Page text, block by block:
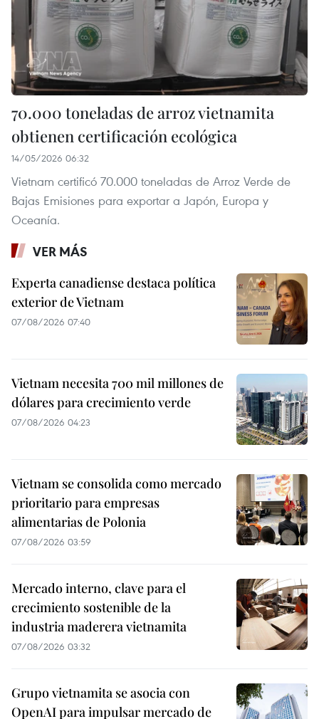
70.000 toneladas de arroz vietnamita
obtienen certificación ecológica
14/05/2026 06:32
Vietnam certificó 70.000 toneladas de Arroz Verde de
Bajas Emisiones para exportar a Japón, Europa y
Oceanía.
VER MÁS
Experta canadiense destaca política
exterior de Vietnam
07/08/2026 07:40
Vietnam necesita 700 mil millones de
dólares para crecimiento verde
07/08/2026 04:23
Vietnam se consolida como mercado
prioritario para empresas
alimentarias de Polonia
07/08/2026 03:59
Mercado interno, clave para el
crecimiento sostenible de la
industria maderera vietnamita
07/08/2026 03:32
Grupo vietnamita se asocia con
OpenAI para impulsar mercado de